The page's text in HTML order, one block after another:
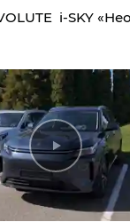
i‑SKY